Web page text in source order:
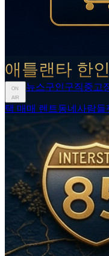
애틀랜타 한
ON
AIR
뉴스구인구직중고
택 매매 렌트동네사람들